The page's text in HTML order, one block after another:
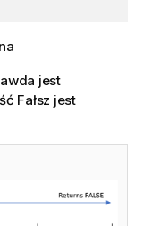
jest
Fałsz jest